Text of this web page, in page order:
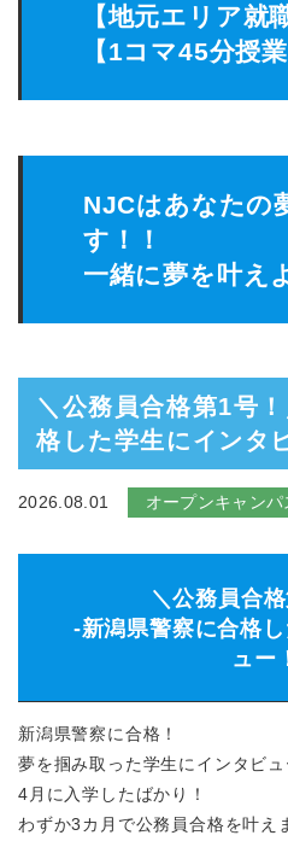
【地元エリア就
【1コマ45分授
NJCはあなたの
す！！
一緒に夢を叶え
＼公務員合格第1号
格した学生にインタ
2026.08.01 オープンキャンパ
＼公務員合
-新潟県警察に合格
ュー
新潟県警察に合格！
夢を掴み取った学生にインタビュ
4月に入学したばかり！
わずか3カ月で公務員合格を叶え